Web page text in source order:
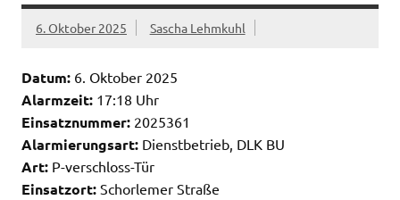
6. Oktober 2025 Sascha Lehmkuhl
Datum: 6. Oktober 2025
Alarmzeit: 17:18 Uhr
Einsatznummer: 2025361
Alarmierungsart: Dienstbetrieb, DLK BU
Art: P-verschloss-Tür
Einsatzort: Schorlemer Straße